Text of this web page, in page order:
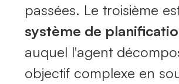
passées. Le troisième
système de
auquel l'agent
objectif complexe en